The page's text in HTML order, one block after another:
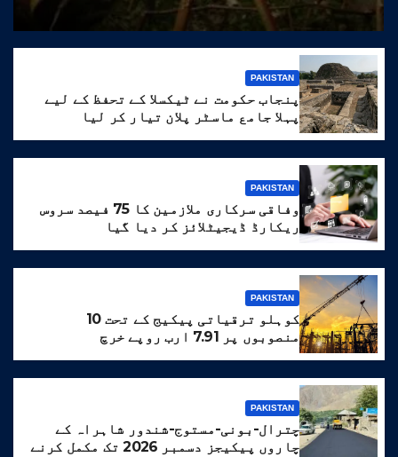
PAKISTAN
پنجاب حکومت نے ٹیکسلا کے تحفظ کے لیے
پہلا جامع ماسٹر پلان تیار کر لیا
PAKISTAN
وفاقی سرکاری ملازمین کا 75 فیصد سروس
ریکارڈ ڈیجیٹلائز کر دیا گیا
PAKISTAN
کوہلو ترقیاتی پیکیج کے تحت 10
منصوبوں پر 7.91 ارب روپے خرچ
PAKISTAN
چترال-بونی-مستوج-شندور شاہراہ کے
چاروں پیکیجز دسمبر 2026 تک مکمل کرنے